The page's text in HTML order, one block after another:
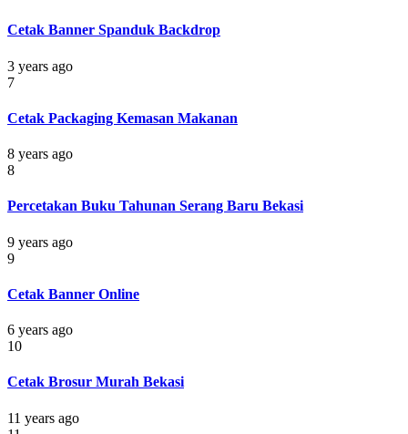
Cetak Banner Spanduk Backdrop
3 years ago
7
Cetak Packaging Kemasan Makanan
8 years ago
8
Percetakan Buku Tahunan Serang Baru Bekasi
9 years ago
9
Cetak Banner Online
6 years ago
10
Cetak Brosur Murah Bekasi
11 years ago